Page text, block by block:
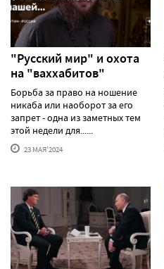
"Русский мир" и охота
на "ваххабитов"
Борьба за право на ношение
никаба или наоборот за его
запрет - одна из заметных тем
этой недели для......
23 МАЯ'2024